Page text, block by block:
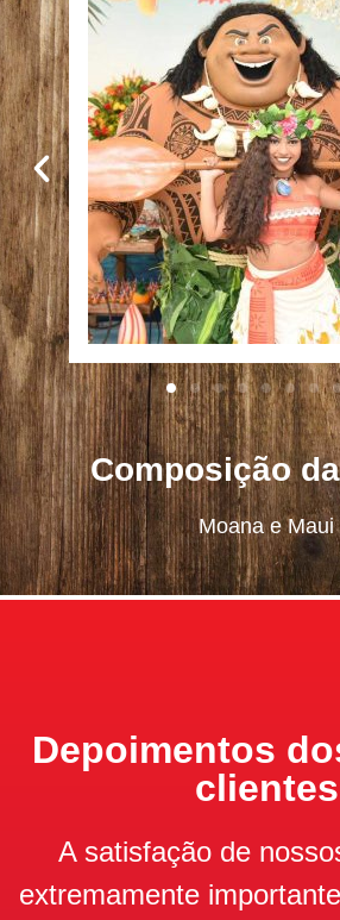
Composição
Moana e Maui
Depoimentos
clientes
A satisfação de
extremamente